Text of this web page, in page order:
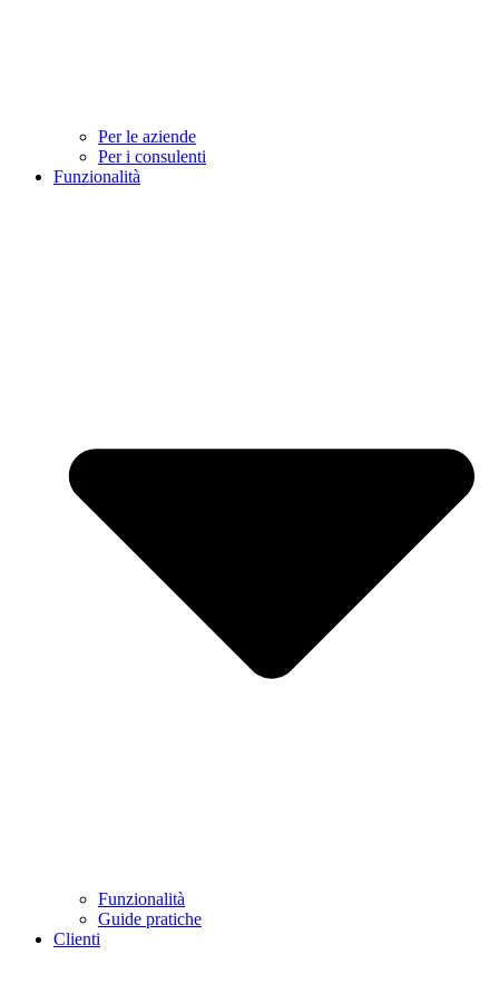
Per le aziende
Per i consulenti
Funzionalità
Funzionalità
Guide pratiche
Clienti